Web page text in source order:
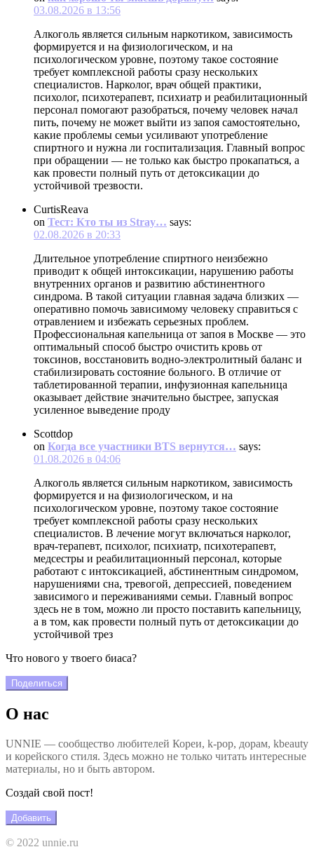
03.08.2026 в 13:56
Алкоголь является сильным наркотиком, зависимость
формируется и на физиологическом, и на
психологическом уровне, поэтому такое состояние
требует комплексной работы сразу нескольких
специалистов. Нарколог, врач общей практики,
психолог, психотерапевт, психиатр и реабилитационный
персонал помогают разобраться, почему человек начал
пить, почему не может выйти из запоя самостоятельно,
какие проблемы семьи усиливают употребление
спиртного и нужна ли госпитализация. Главный вопрос
при обращении — не только как быстро прокапаться, а
как провести полный путь от детоксикации до
устойчивой трезвости.
CurtisReava
on Тест: Кто ты из Stray… says:
02.08.2026 в 20:33
Длительное употребление спиртного неизбежно
приводит к общей интоксикации, нарушению работы
внутренних органов и развитию абстинентного
синдрома. В такой ситуации главная задача близких —
оперативно помочь зависимому человеку справиться с
отравлением и избежать серьезных проблем.
Профессиональная капельница от запоя в Москве — это
оптимальный способ быстро очистить кровь от
токсинов, восстановить водно-электролитный баланс и
стабилизировать состояние больного. В отличие от
таблетированной терапии, инфузионная капельница
оказывает действие значительно быстрее, запуская
усиленное выведение проду
Scottdop
on Когда все участники BTS вернутся… says:
01.08.2026 в 04:06
Алкоголь является сильным наркотиком, зависимость
формируется и на физиологическом, и на
психологическом уровне, поэтому такое состояние
требует комплексной работы сразу нескольких
специалистов. В лечение могут включаться нарколог,
врач-терапевт, психолог, психиатр, психотерапевт,
медсестры и реабилитационный персонал, которые
работают с интоксикацией, абстинентным синдромом,
нарушениями сна, тревогой, депрессией, поведением
зависимого и переживаниями семьи. Главный вопрос
здесь не в том, можно ли просто поставить капельницу,
а в том, как провести полный путь от детоксикации до
устойчивой трез
Что нового у твоего биаса?
Поделиться
О нас
UNNIE — сообщество любителей Кореи, k-pop, дорам, kbeauty
и корейского стиля. Здесь можно не только читать интересные
материалы, но и быть автором.
Создай свой пост!
Добавить
© 2022 unnie.ru